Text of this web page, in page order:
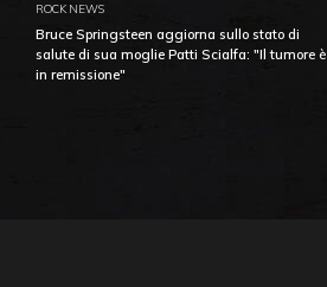
ROCK NEWS
Bruce Springsteen aggiorna sullo stato di
salute di sua moglie Patti Scialfa: "Il tumore è
in remissione"